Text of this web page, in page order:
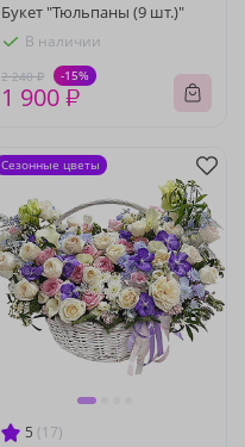
Букет "Тюльпаны (9 шт.)"
В наличии
2 240 ₽ -15%
1 900 ₽
5 (17)
Сезонные цветы